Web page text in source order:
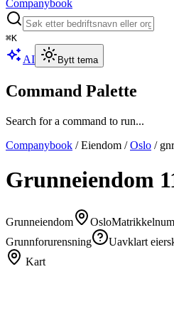
Companybook
⌘K
AI Bytt tema
Command Palette
Search for a command to run...
Companybook /Eiendom /Oslo /
Grunneiendom
Grunneiendom Oslo
Grunnforurensning
Uavklart
Kart